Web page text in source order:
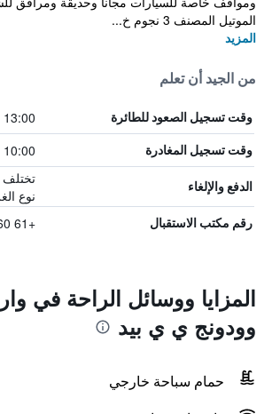
الموتيل المصنف 3 نجوم خ...
المزيد
من الجيد أن تعلم
وقت تسجيل الصعود للطائرة 13:00
وقت تسجيل المغادرة 10:00
الدفع والإلغاء
نوع
رقم مكتب الاستقبال +61 260 242 211
المزايا ووسائل الراحة في
وودونج ي ي بيد
حمام سباحة خارجي